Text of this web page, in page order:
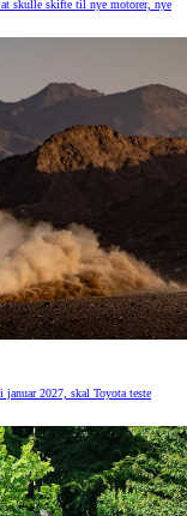
at skulle skifte til nye motorer, nye
januar 2027, skal Toyota teste